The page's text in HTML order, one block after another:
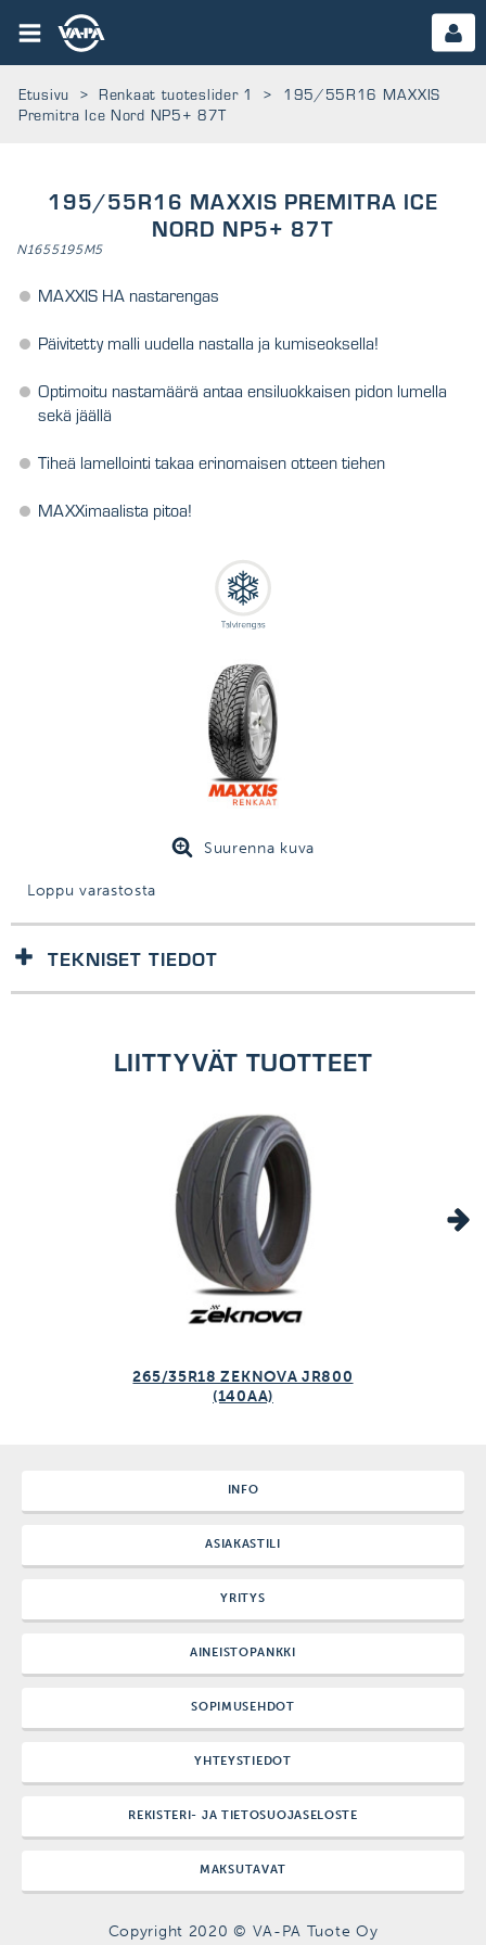
Etusivu > Renkaat tuoteslider 1 >
195/55R16 MAXXIS
Premitra Ice Nord NP5+ 87T
195/55R16 MAXXIS PREMITRA ICE
NORD NP5+ 87T
N1655195M5
MAXXIS HA nastarengas
Päivitetty malli uudella nastalla ja kumiseoksella!
Optimoitu nastamäärä antaa ensiluokkaisen pidon lumella
sekä jäällä
Tiheä lamellointi takaa erinomaisen otteen tiehen
MAXXimaalista pitoa!
Suurenna kuva
Loppu varastosta
TEKNISET TIEDOT
LIITTYVÄT TUOTTEET
265/35R18 ZEKNOVA JR800
(140AA)
INFO
ASIAKASTILI
YRITYS
AINEISTOPANKKI
SOPIMUSEHDOT
YHTEYSTIEDOT
REKISTERI- JA TIETOSUOJASELOSTE
MAKSUTAVAT
Copyright 2020 © VA-PA Tuote Oy